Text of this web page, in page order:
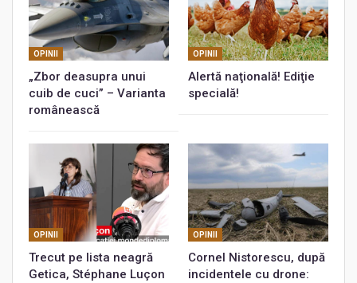
OPINII
„Zbor deasupra unui
cuib de cuci” – Varianta
românească
OPINII
Alertă naţională! Ediţie
specială!
OPINII
Trecut pe lista neagră
Getica, Stéphane Luçon
OPINII
Cornel Nistorescu, după
incidentele cu drone: